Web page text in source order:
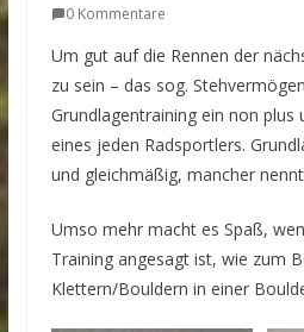
0 Kommentare
Um gut auf die Rennen der
zu sein – das sog.
Grundlagentraining ein non plus
eines jeden Radsportlers.
und gleichmäßig, mancher
Umso mehr macht es Spaß,
Training angesagt ist, wie zum
Klettern/Bouldern in einer